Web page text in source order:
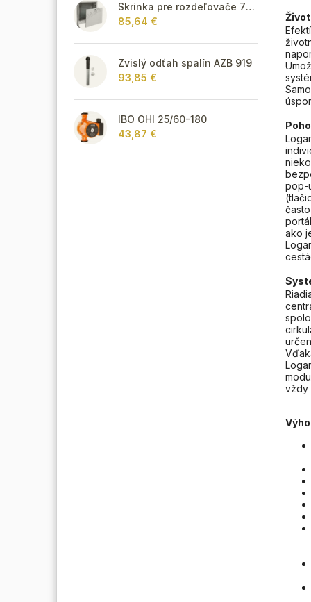
Skrinka pre rozdeľovače 795 mm - podomietková
85,64 €
Zvislý odťah spalín AZB 919
93,85 €
IBO OHI 25/60-180
43,87 €
pop-
ako
vždy